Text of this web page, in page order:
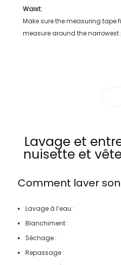
Waist:
Make sure the measuring tape
measure around the
Lavage et
nuisette et
Comment laver
Lavage à l’eau :
Blanchiment :
Séchage :
Repassage :